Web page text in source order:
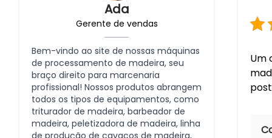
Ada
Gerente de vendas
Bem-vindo ao site de nossas máquinas
de processamento de madeira, seu
braço direito para marcenaria
profissional! Nossos produtos abrangem
todos os tipos de equipamentos, como
triturador de madeira, barbeador de
madeira, peletizadora de madeira, linha
de produção de cavacos de madeira,
Um